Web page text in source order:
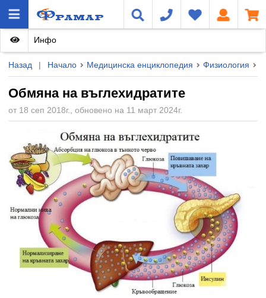
Назад | Начало Медицинска енциклопедия Физиология
Обмяна на въглехидратите
от 18 сеп 2018г., обновено на 11 март 2024г.
Инфо